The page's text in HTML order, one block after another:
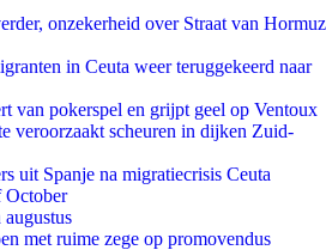
onzekerheid over Straat van Hormuz
in Ceuta weer teruggekeerd naar
van pokerspel en grijpt geel op Ventoux
veroorzaakt scheuren in dijken Zuid-
uit Spanje na migratiecrisis Ceuta
October
met ruime zege op promovendus